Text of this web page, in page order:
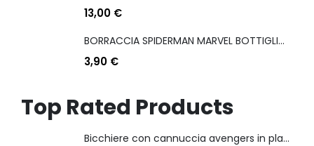
13,00 €
BORRACCIA SPIDERMAN MARVEL BOTTIGLIA IN PLASTICA RIUTILIZZABILE CON BECCUCCIO 430 ML
3,90 €
Top Rated Products
Bicchiere con cannuccia avengers in plastica